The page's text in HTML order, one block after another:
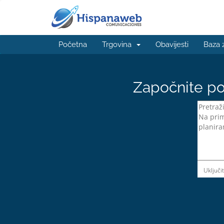
Početna Trgovina Obavijesti Baza
Započnite